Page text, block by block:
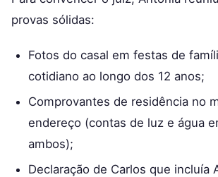
provas sólidas:
Fotos do casal em festas de
cotidiano ao longo dos 12 anos;
Comprovantes de residência no
endereço (contas de luz e água
ambos);
Declaração de Carlos que incluía